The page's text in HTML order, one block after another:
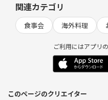
関連カテゴリ
食事会 海外料理
ご利用にはアプリ
このページのクリエイター